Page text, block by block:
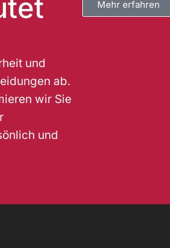
und
ab.
wir Sie
und
Mehr erfahren